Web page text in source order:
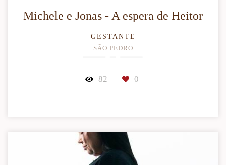
Michele e Jonas - A espera de Heitor
GESTANTE
SÃO PEDRO
82 0